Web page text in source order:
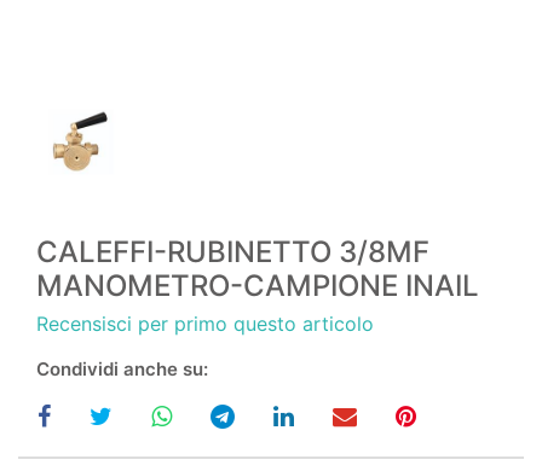
CALEFFI-RUBINETTO 3/8MF
MANOMETRO-CAMPIONE INAIL
Recensisci per primo questo articolo
Condividi anche su: